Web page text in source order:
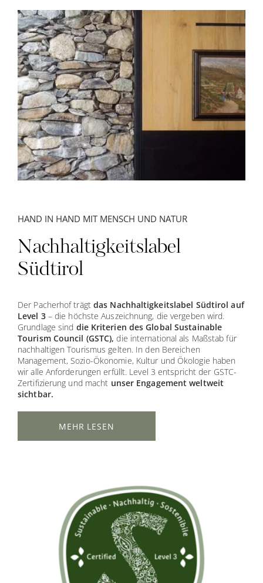
HAND IN HAND MIT MENSCH UND NATUR
Nachhaltigkeitslabel
Südtirol
Der Pacherhof trägt das Nachhaltigkeitslabel Südtirol auf
Level 3– die höchste Auszeichnung, die vergeben wird.
Grundlage sind die Kriterien des Global Sustainable
Tourism Council (GSTC), die international als Maßstab für
nachhaltigen Tourismus gelten. In den Bereichen
Management, Sozio-Ökonomie, Kultur und Ökologie haben
wir alle Anforderungen erfüllt. Level 3 entspricht der GSTC-
Zertifizierung und macht unser Engagement weltweit
sichtbar.
MEHR LESEN